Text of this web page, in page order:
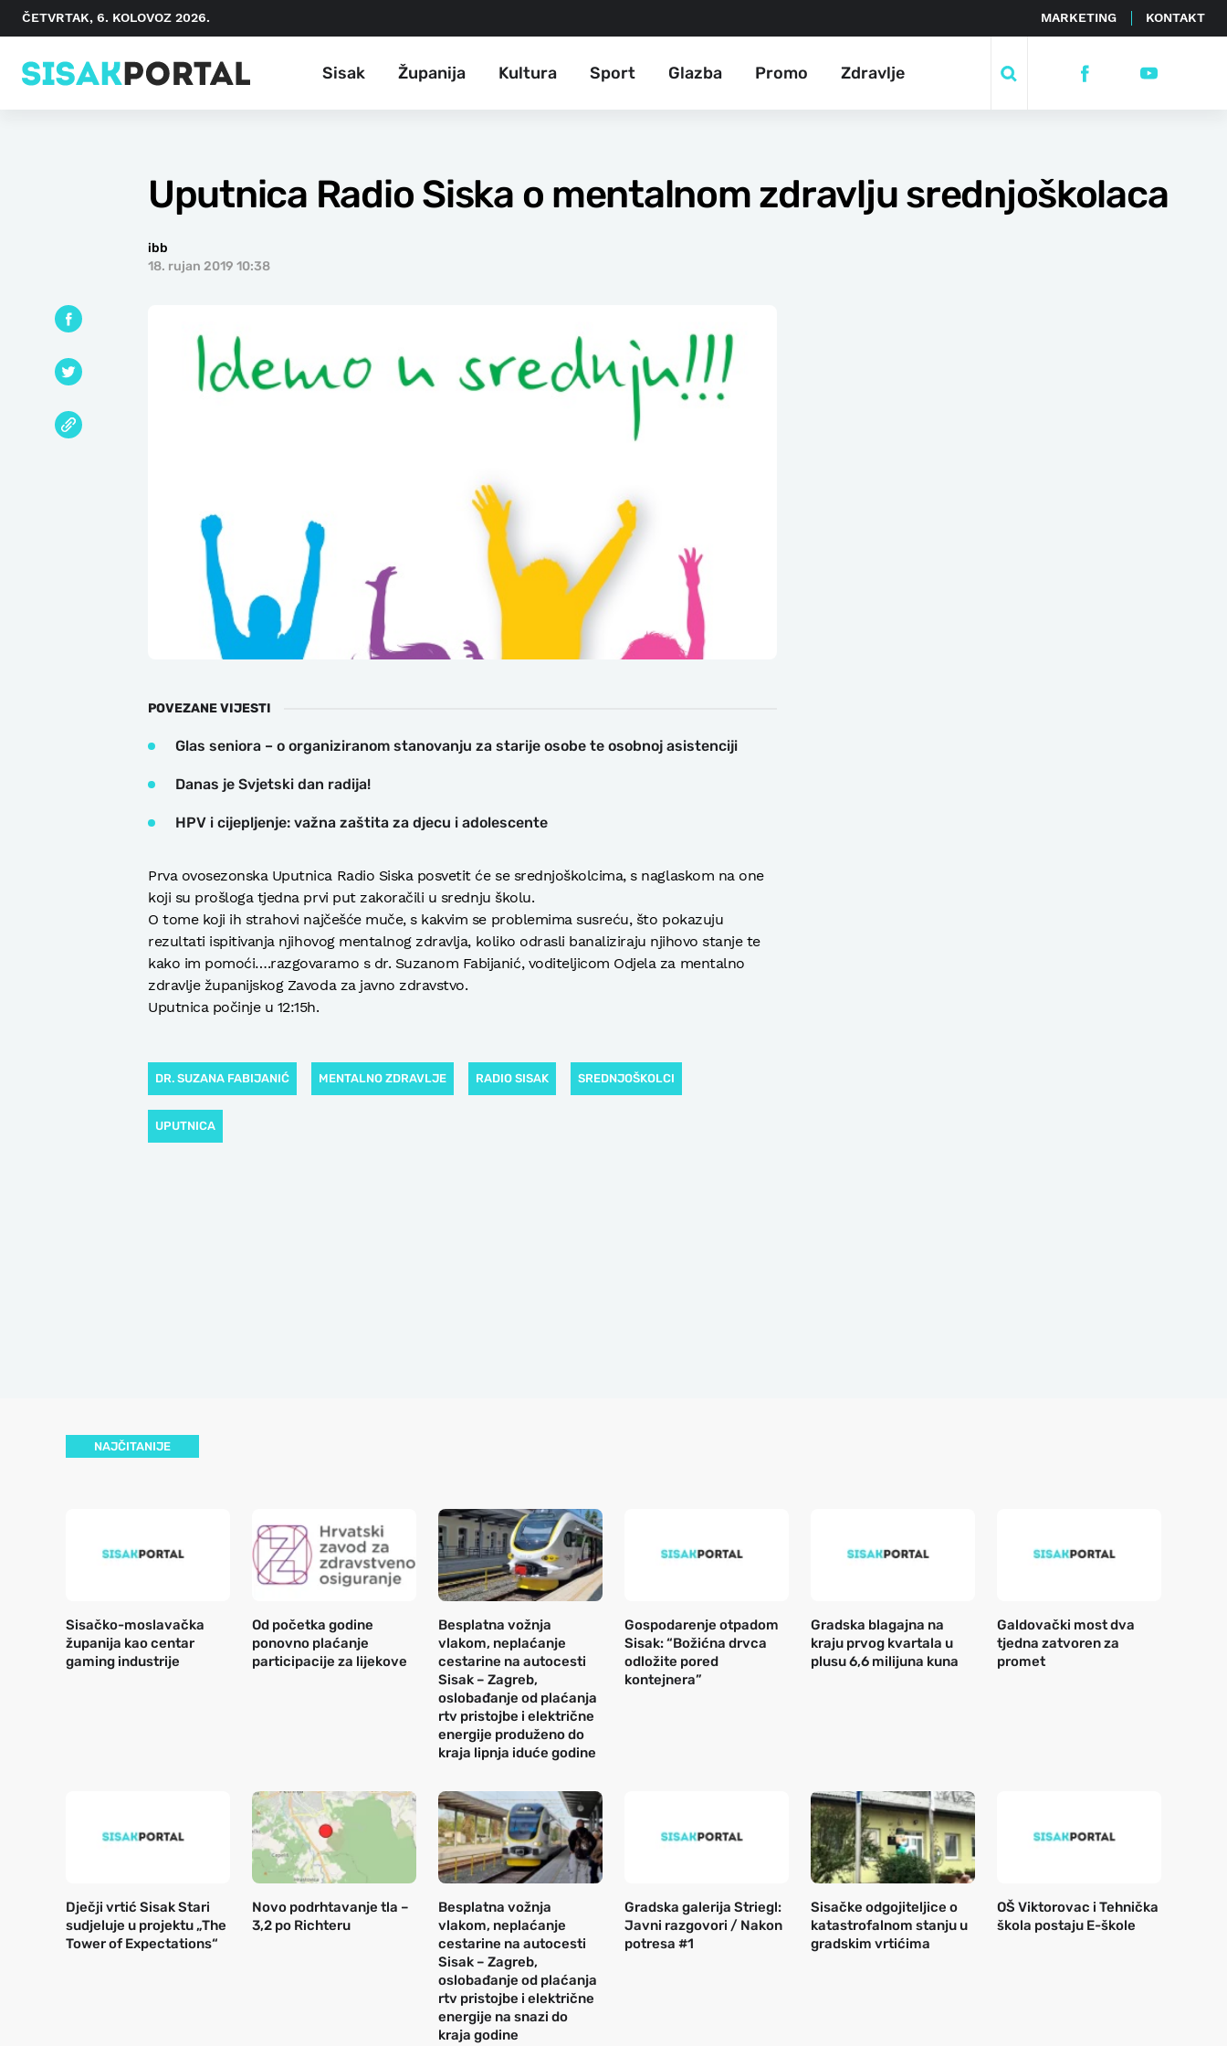
ČETVRTAK, 6. KOLOVOZ 2026. MARKETING KONTAKT
Sisak Županija Kultura Sport Glazba Promo Zdravlje
Uputnica Radio Siska o mentalnom zdravlju srednjoškolaca
ibb
18. rujan 2019 10:38
POVEZANE VIJESTI
Glas seniora – o organiziranom stanovanju za starije osobe te osobnoj asistenciji
Danas je Svjetski dan radija!
HPV i cijepljenje: važna zaštita za djecu i adolescente
Prva ovosezonska Uputnica Radio Siska posvetit će se srednjoškolcima, s naglaskom na one
koji su prošloga tjedna prvi put zakoračili u srednju školu.
O tome koji ih strahovi najčešće muče, s kakvim se problemima susreću, što pokazuju
rezultati ispitivanja njihovog mentalnog zdravlja, koliko odrasli banaliziraju njihovo stanje te
kako im pomoći….razgovaramo s dr. Suzanom Fabijanić, voditeljicom Odjela za mentalno
zdravlje županijskog Zavoda za javno zdravstvo.
Uputnica počinje u 12:15h.
DR. SUZANA FABIJANIĆ MENTALNO ZDRAVLJE RADIO SISAK SREDNJOŠKOLCI
UPUTNICA
NAJČITANIJE
Sisačko-moslavačka
županija kao centar
gaming industrije
Od početka godine
ponovno plaćanje
participacije za lijekove
Besplatna vožnja
vlakom, neplaćanje
cestarine na autocesti
Sisak – Zagreb,
oslobađanje od plaćanja
rtv pristojbe i električne
energije produženo do
kraja lipnja iduće godine
Gospodarenje otpadom
Sisak: “Božićna drvca
odložite pored
kontejnera”
Gradska blagajna na
kraju prvog kvartala u
plusu 6,6 milijuna kuna
Galdovački most dva
tjedna zatvoren za
promet
Dječji vrtić Sisak Stari
sudjeluje u projektu „The
Tower of Expectations“
Novo podrhtavanje tla –
3,2 po Richteru
Besplatna vožnja
vlakom, neplaćanje
cestarine na autocesti
Sisak – Zagreb,
oslobađanje od plaćanja
rtv pristojbe i električne
energije na snazi do
kraja godine
Gradska galerija Striegl:
Javni razgovori / Nakon
potresa #1
Sisačke odgojiteljice o
katastrofalnom stanju u
gradskim vrtićima
OŠ Viktorovac i Tehnička
škola postaju E-škole